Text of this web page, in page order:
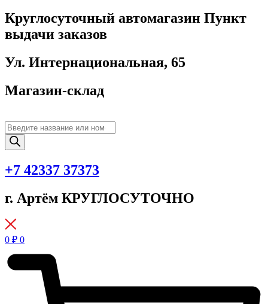
Круглосуточный автомагазин Пункт
выдачи заказов
Ул. Интернациональная, 65
Магазин-склад
Поиск
товаров
+7 42337 37373
г. Артём КРУГЛОСУТОЧНО
0 ₽ 0